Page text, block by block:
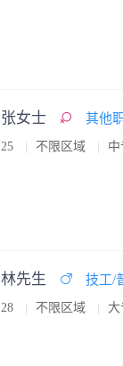
张女士 其他
25 不限区域
林先生 技工/
28 不限区域 大